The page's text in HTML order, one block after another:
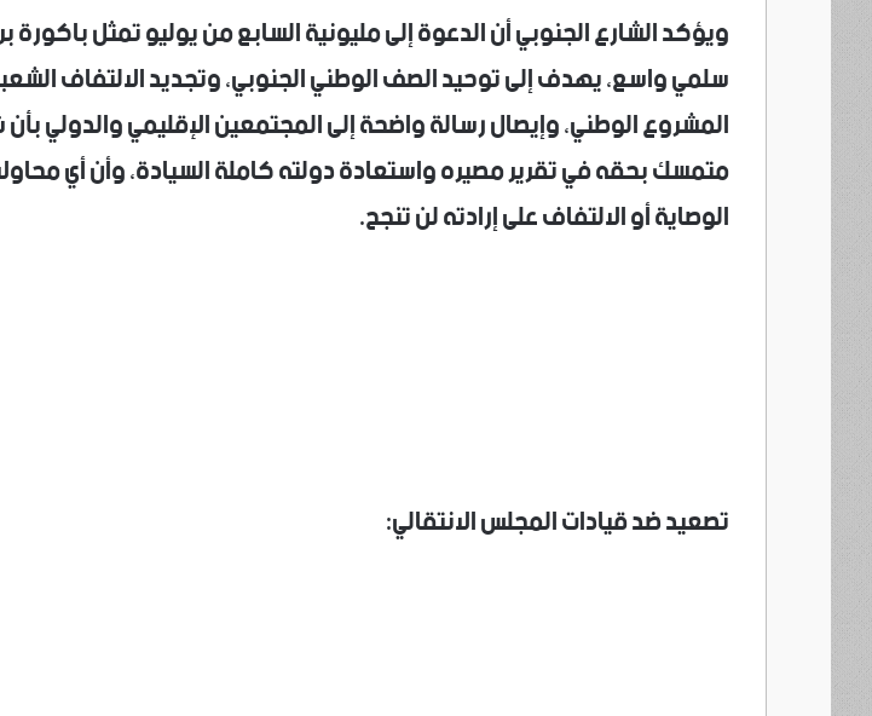
ويؤكد الشارع الجنوبي أن الدعوة إلى مليونية السابع من يوليو تمثل
سلمي واسع، يهدف إلى توحيد الصف الوطني الجنوبي، وتجديد الالتفاف
المشروع الوطني، وإيصال رسالة واضحة إلى المجتمعين الإقليمي والدولي
متمسك بحقه في تقرير مصيره واستعادة دولته كاملة السيادة، وأن أي
الوصاية أو الالتفاف على إرادته لن تنجح.
تصعيد ضد قيادات المجلس الانتقالي: